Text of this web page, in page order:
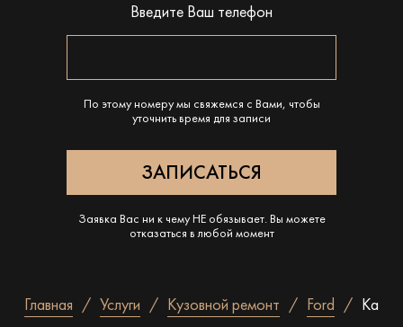
Введите Ваш телефон
По этому номеру мы свяжемся с Вами, чтобы
уточнить время для записи
Заявка Вас ни к чему НЕ обязывает. Вы можете
отказаться в любой момент
Главная Услуги Кузовной ремонт Ford Ka